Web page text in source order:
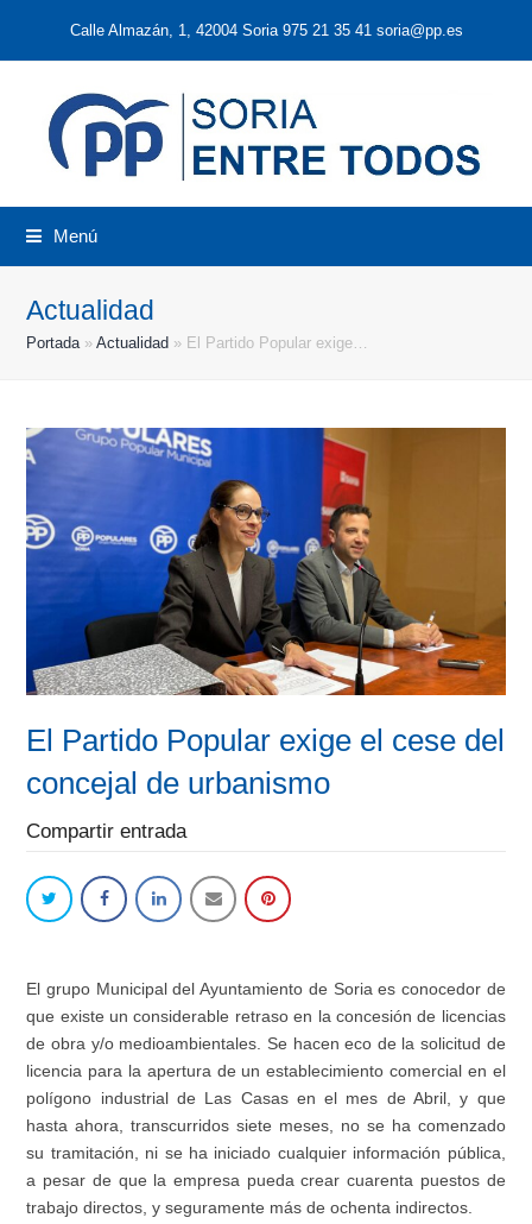
Calle Almazán, 1, 42004 Soria 975 21 35 41 soria@pp.es
Menú
Actualidad
Portada»Actualidad » El Partido Popular exige…
El Partido Popular exige el cese del
concejal de urbanismo
Compartir entrada
El grupo Municipal del Ayuntamiento de Soria es conocedor de
que existe un considerable retraso en la concesión de licencias
de obra y/o medioambientales. Se hacen eco de la solicitud de
licencia para la apertura de un establecimiento comercial en el
polígono industrial de Las Casas en el mes de Abril, y que
hasta ahora, transcurridos siete meses, no se ha comenzado
su tramitación, ni se ha iniciado cualquier información pública,
a pesar de que la empresa pueda crear cuarenta puestos de
trabajo directos, y seguramente más de ochenta indirectos.